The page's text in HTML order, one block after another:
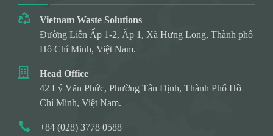
Vietnam Waste Solutions
Đường Liên Ấp 1-2, Ấp 1, Xã Hưng Long, Thành phố
Hồ Chí Minh, Việt Nam.
Head Office
42 Lý Văn Phức, Phường Tân Định, Thành Phố Hồ
Chí Minh, Việt Nam.
+84 (028) 3778 0588